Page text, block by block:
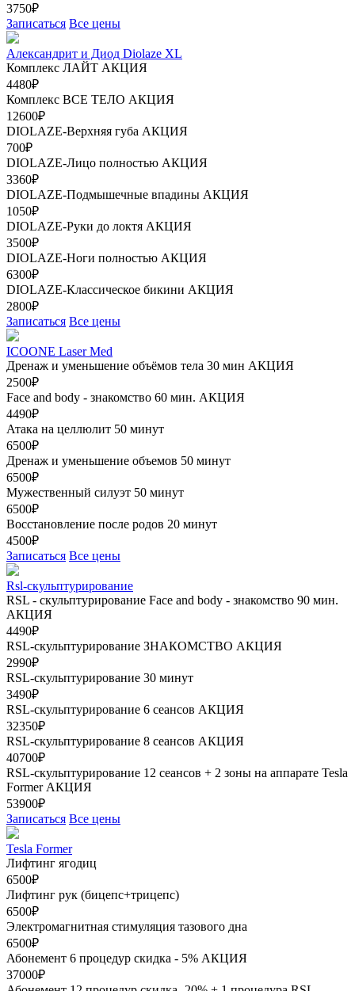
3750₽
Записаться Все цены
Александрит и Диод Diolaze XL
Комплекс ЛАЙТ АКЦИЯ
4480₽
Комплекс ВСЕ ТЕЛО АКЦИЯ
12600₽
DIOLAZE-Верхняя губа АКЦИЯ
700₽
DIOLAZE-Лицо полностью АКЦИЯ
3360₽
DIOLAZE-Подмышечные впадины АКЦИЯ
1050₽
DIOLAZE-Руки до локтя АКЦИЯ
3500₽
DIOLAZE-Ноги полностью АКЦИЯ
6300₽
DIOLAZE-Классическое бикини АКЦИЯ
2800₽
Записаться Все цены
ICOONE Laser Med
Дренаж и уменьшение объёмов тела 30 мин АКЦИЯ
2500₽
Face and body - знакомство 60 мин. АКЦИЯ
4490₽
Атака на целлюлит 50 минут
6500₽
Дренаж и уменьшение объемов 50 минут
6500₽
Мужественный силуэт 50 минут
6500₽
Восстановление после родов 20 минут
4500₽
Записаться Все цены
Rsl-скульптурирование
RSL - скульптурирование Face and body - знакомство 90 мин.
АКЦИЯ
4490₽
RSL-скульптурирование ЗНАКОМСТВО АКЦИЯ
2990₽
RSL-скульптурирование 30 минут
3490₽
RSL-скульптурирование 6 сеансов АКЦИЯ
32350₽
RSL-скульптурирование 8 сеансов АКЦИЯ
40700₽
RSL-скульптурирование 12 сеансов + 2 зоны на аппарате Tesla
Former АКЦИЯ
53900₽
Записаться Все цены
Tesla Former
Лифтинг ягодиц
6500₽
Лифтинг рук (бицепс+трицепс)
6500₽
Электромагнитная стимуляция тазового дна
6500₽
Абонемент 6 процедур скидка - 5% АКЦИЯ
37000₽